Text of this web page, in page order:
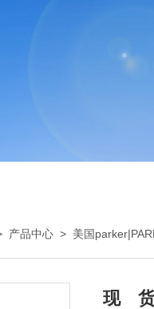
产品中心 > 美国
现